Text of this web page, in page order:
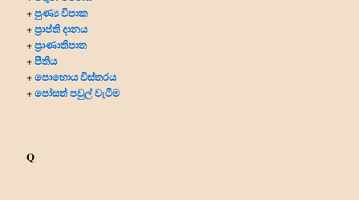
+පුණ්‍ය විපාක
+ප්‍රාප්ති දානය
+ප්‍රාණාතිපාත
+පීතිය
+පොහොය විස්තරය
+පෝසත් පවුල් වැටීම
Q